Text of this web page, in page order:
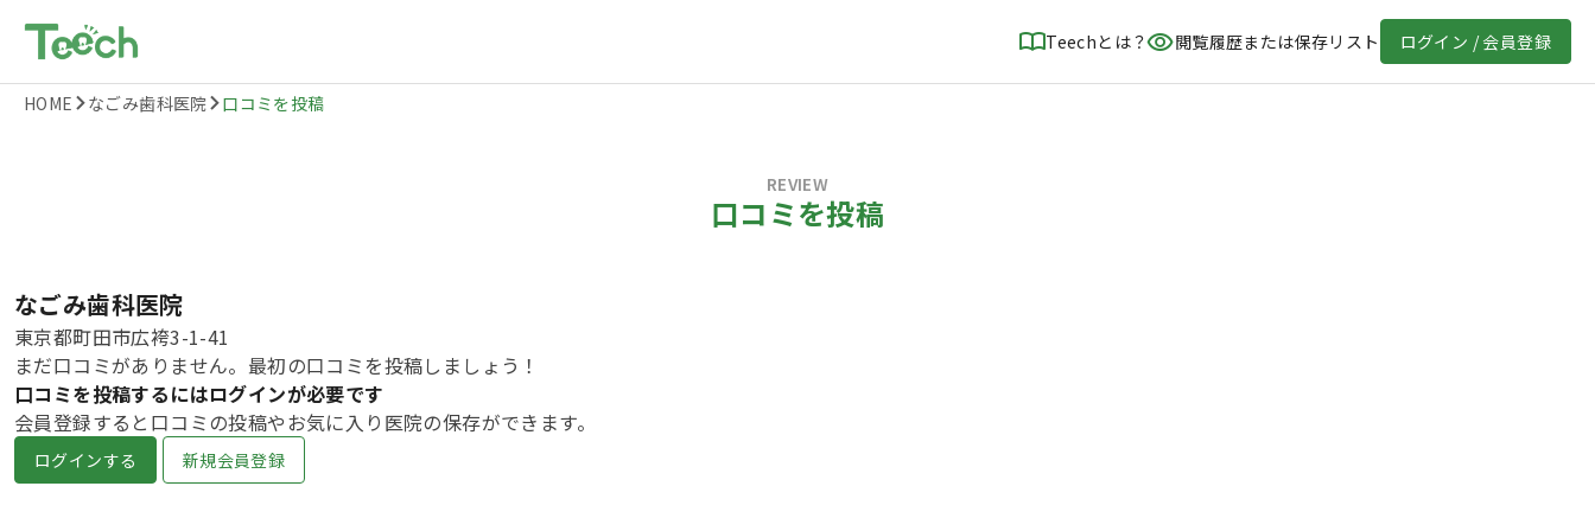
Teechとは？ 閲覧履歴または保存リスト ログイン / 会員登録
HOME なごみ歯科医院 口コミを投稿
REVIEW
口コミを投稿
なごみ歯科医院
東京都町田市広袴3-1-41
まだ口コミがありません。最初の口コミを投稿しましょう！
口コミを投稿するにはログインが必要です
会員登録すると口コミの投稿やお気に入り医院の保存ができます。
ログインする 新規会員登録